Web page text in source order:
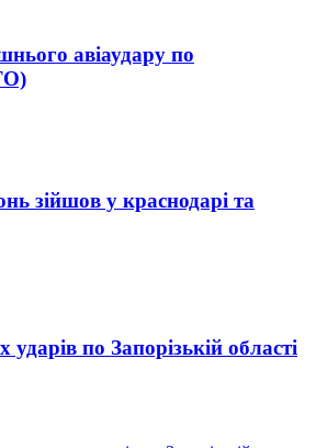
авіаудару по
зійшов у краснодарі та
по Запорізькій області